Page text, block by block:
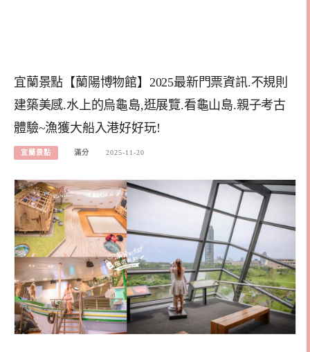
宜蘭景點【蘭陽博物館】2025最新門票資訊.不規則
建築美感.水上的烏龜島,逛展覽.看龜山島.親子考古
體驗~漁獲大船入港好好玩!
宜蘭景點 滿分 2025-11-20